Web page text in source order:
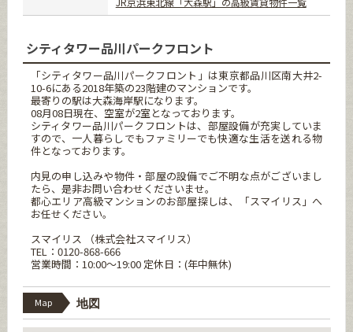
シティタワー品川パークフロント
「シティタワー品川パークフロント」は東京都品川区南大井2-
10-6にある2018年築の23階建のマンションです。
最寄りの駅は大森海岸駅になります。
08月08日現在、空室が2室となっております。
シティタワー品川パークフロントは、部屋設備が充実していま
すので、一人暮らしでもファミリーでも快適な生活を送れる物
件となっております。
内見の申し込みや物件・部屋の設備でご不明な点がございまし
たら、是非お問い合わせくださいませ。
都心エリア高級マンションのお部屋探しは、「スマイリス」へ
お任せください。
スマイリス （株式会社スマイリス）
TEL：0120-868-666
営業時間：10:00～19:00 定休日：(年中無休)
Map 地図